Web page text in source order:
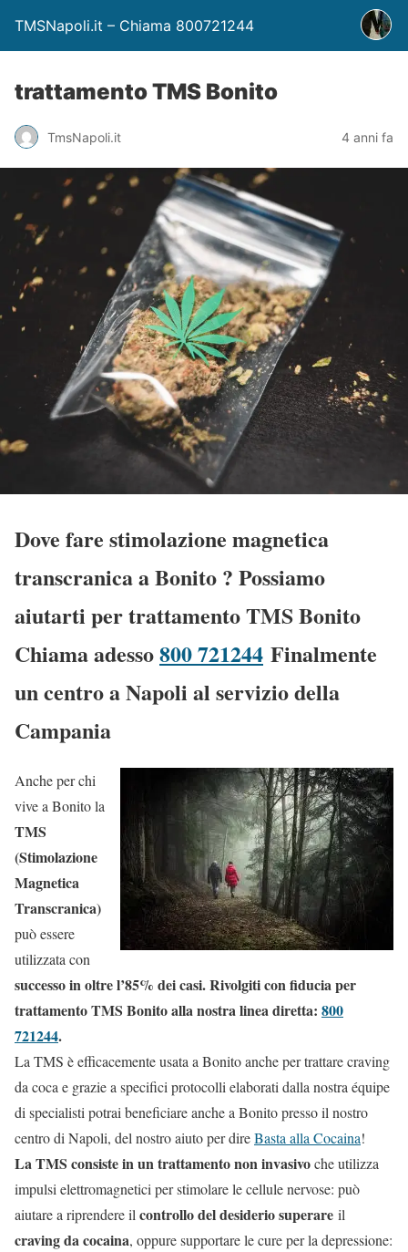
TMSNapoli.it – Chiama 800721244
trattamento TMS Bonito
TmsNapoli.it 4 anni fa
Dove fare stimolazione magnetica
transcranica a Bonito ? Possiamo
aiutarti per trattamento TMS Bonito
Chiama adesso800 721244 Finalmente
un centro a Napoli al servizio della
Campania
Anche per chi
vive a Bonito la
TMS
(Stimolazione
Magnetica
Transcranica)
può essere
utilizzata con
successo in oltre l’85% dei casi. Rivolgiti con fiducia per
trattamento TMS Bonito alla nostra linea diretta: 800
721244.
La TMS è efficacemente usata a Bonito anche per trattare craving
da coca e grazie a specifici protocolli elaborati dalla nostra équipe
di specialisti potrai beneficiare anche a Bonito presso il nostro
centro di Napoli, del nostro aiuto per direBasta alla Cocaina!
La TMS consiste in un trattamento non invasivoche utilizza
impulsi elettromagnetici per stimolare le cellule nervose: può
aiutare a riprendere ilcontrollo del desiderio superare il
craving da cocaina, oppure supportare le cure per la depressione: